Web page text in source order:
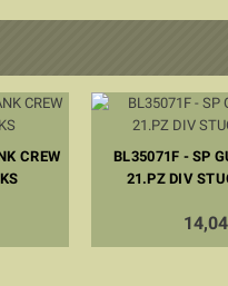
CREW
BL35071F - SP
21.PZ DIV